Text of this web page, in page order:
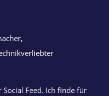
Feed. Ich finde für